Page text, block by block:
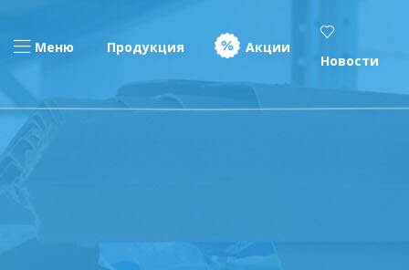
Меню Продукция
Акции
Новости